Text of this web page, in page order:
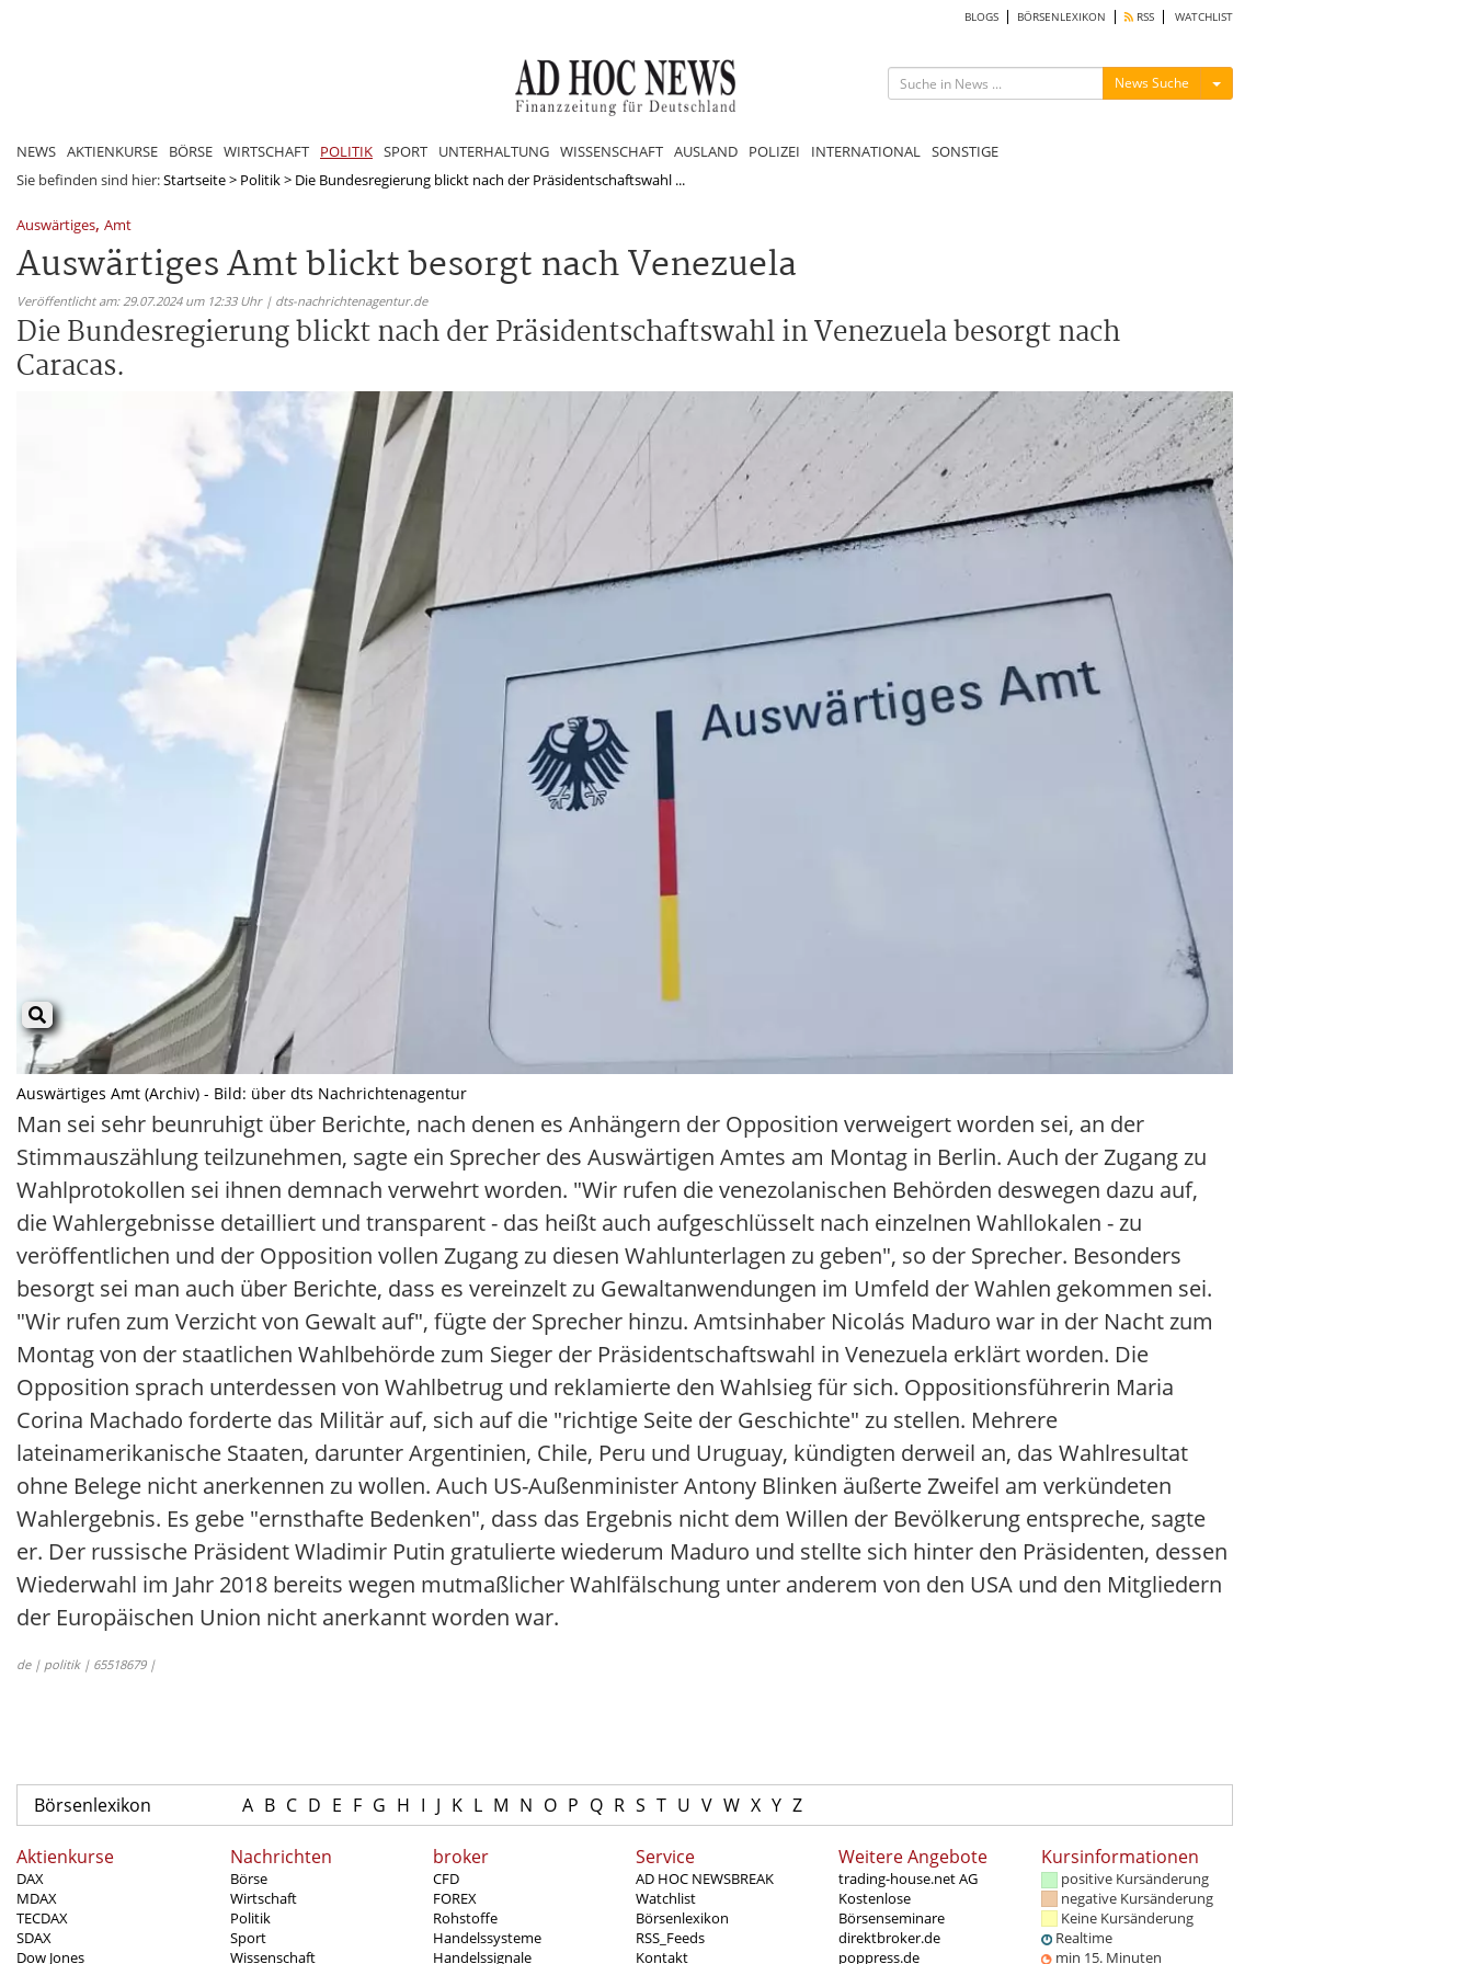
BLOGS BÖRSENLEXIKON RSS WATCHLIST
News Suche Menü ein-/ausblenden
NEWS AKTIENKURSE BÖRSE WIRTSCHAFT POLITIK SPORT UNTERHALTUNG WISSENSCHAFT AUSLAND POLIZEI INTERNATIONAL SONSTIGE
Sie befinden sind hier:Startseite> Politik> Die Bundesregierung blickt nach der Präsidentschaftswahl ...
Auswärtiges, Amt
Auswärtiges Amt blickt besorgt nach Venezuela
Veröffentlicht am: 29.07.2024 um 12:33 Uhr | dts-nachrichtenagentur.de
Die Bundesregierung blickt nach der Präsidentschaftswahl in Venezuela besorgt nach
Caracas.
Auswärtiges Amt (Archiv) - Bild: über dts Nachrichtenagentur
Man sei sehr beunruhigt über Berichte, nach denen es Anhängern der Opposition verweigert worden sei, an der
Stimmauszählung teilzunehmen, sagte ein Sprecher des Auswärtigen Amtes am Montag in Berlin. Auch der Zugang zu
Wahlprotokollen sei ihnen demnach verwehrt worden. "Wir rufen die venezolanischen Behörden deswegen dazu auf,
die Wahlergebnisse detailliert und transparent - das heißt auch aufgeschlüsselt nach einzelnen Wahllokalen - zu
veröffentlichen und der Opposition vollen Zugang zu diesen Wahlunterlagen zu geben", so der Sprecher. Besonders
besorgt sei man auch über Berichte, dass es vereinzelt zu Gewaltanwendungen im Umfeld der Wahlen gekommen sei.
"Wir rufen zum Verzicht von Gewalt auf", fügte der Sprecher hinzu. Amtsinhaber Nicolás Maduro war in der Nacht zum
Montag von der staatlichen Wahlbehörde zum Sieger der Präsidentschaftswahl in Venezuela erklärt worden. Die
Opposition sprach unterdessen von Wahlbetrug und reklamierte den Wahlsieg für sich. Oppositionsführerin Maria
Corina Machado forderte das Militär auf, sich auf die "richtige Seite der Geschichte" zu stellen. Mehrere
lateinamerikanische Staaten, darunter Argentinien, Chile, Peru und Uruguay, kündigten derweil an, das Wahlresultat
ohne Belege nicht anerkennen zu wollen. Auch US-Außenminister Antony Blinken äußerte Zweifel am verkündeten
Wahlergebnis. Es gebe "ernsthafte Bedenken", dass das Ergebnis nicht dem Willen der Bevölkerung entspreche, sagte
er. Der russische Präsident Wladimir Putin gratulierte wiederum Maduro und stellte sich hinter den Präsidenten, dessen
Wiederwahl im Jahr 2018 bereits wegen mutmaßlicher Wahlfälschung unter anderem von den USA und den Mitgliedern
der Europäischen Union nicht anerkannt worden war.
de | politik | 65518679 |
Börsenlexikon A B C D E F G H I J K L M N O P Q R S T U V W X Y Z
Aktienkurse
DAX
MDAX
TECDAX
SDAX
Dow Jones
Nachrichten
Börse
Wirtschaft
Politik
Sport
Wissenschaft
broker
CFD
FOREX
Rohstoffe
Handelssysteme
Handelssignale
Service
AD HOC NEWSBREAK
Watchlist
Börsenlexikon
RSS_Feeds
Kontakt
Weitere Angebote
trading-house.net AG
Kostenlose
Börsenseminare
direktbroker.de
poppress.de
Kursinformationen
positive Kursänderung
negative Kursänderung
Keine Kursänderung
Realtime
min 15. Minuten